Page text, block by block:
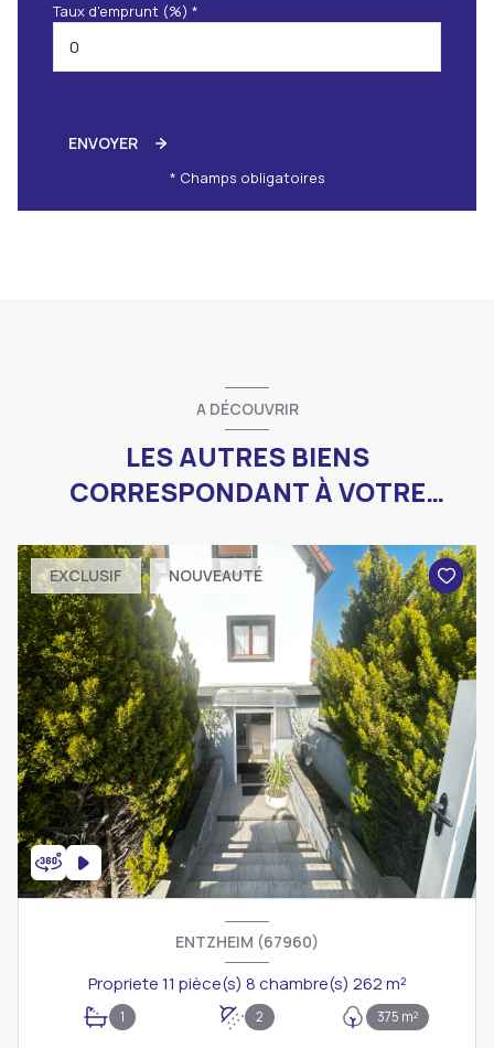
Taux d'emprunt (%) *
ENVOYER
* Champs obligatoires
A DÉCOUVRIR
LES AUTRES BIENS
CORRESPONDANT À VOTRE
EXCLUSIF NOUVEAUTÉ
ENTZHEIM (67960)
Propriete 11 pièce(s) 8 chambre(s) 262 m²
1 2 375 m²